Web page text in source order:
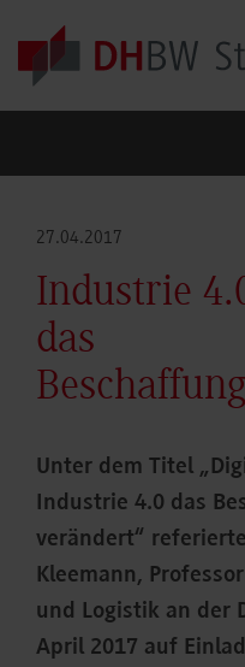
Skip to main content
27.04.2017
Industrie
das
Unter dem Titel
Industrie 4.0 das
verändert“
Kleemann,
und Logistik an der
April 2017 auf